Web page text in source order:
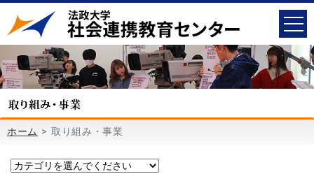
ホーム 取り組み・事業